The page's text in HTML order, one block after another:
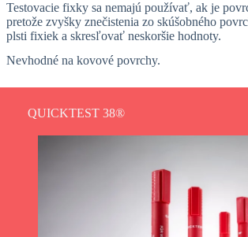
Testovacie fixky sa nemajú používať, ak je
pretože zvyšky znečistenia zo skúšobného
plsti fixiek a skresľovať neskoršie hodnoty.
Nevhodné na kovové povrchy.
QUICKTEST 38®